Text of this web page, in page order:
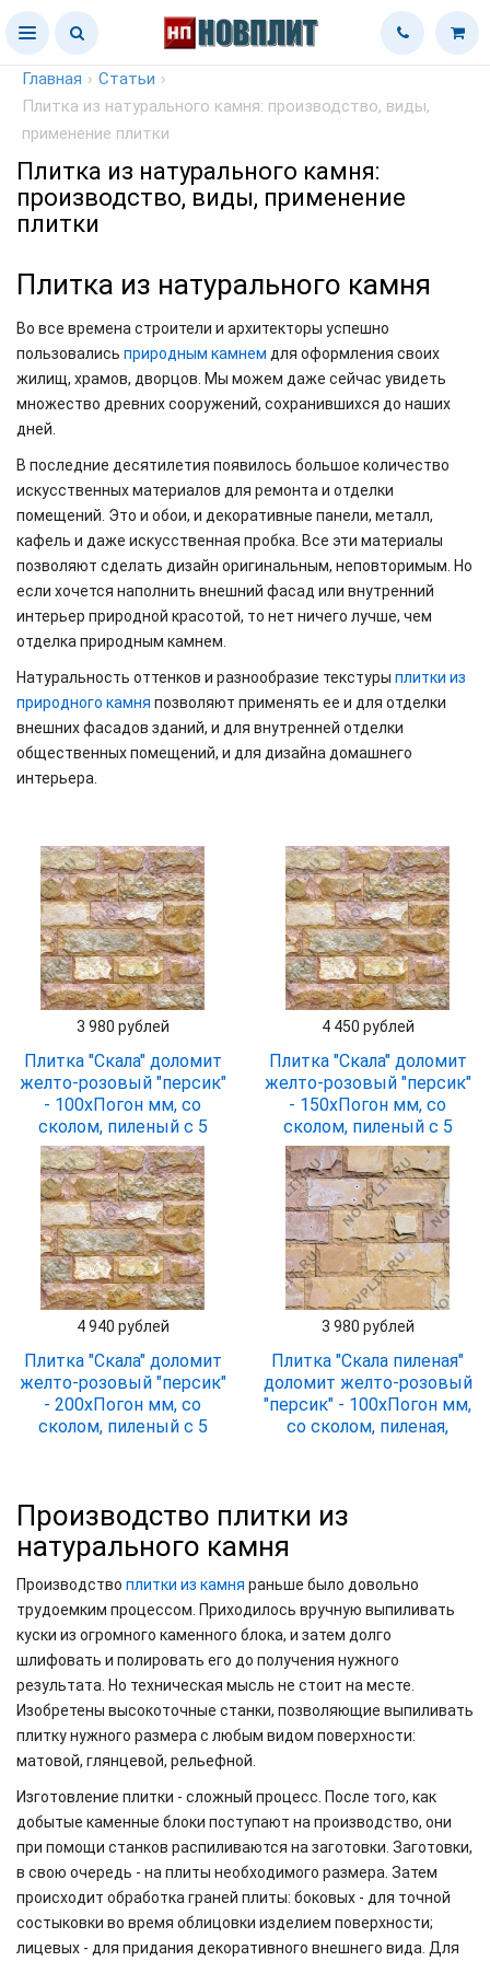
Главная › Статьи ›
Плитка из натурального камня: производство, виды,
применение плитки
Плитка из натурального камня:
производство, виды, применение
плитки
Плитка из натурального камня
Во все времена строители и архитекторы успешно
пользовались природным камнем для оформления своих
жилищ, храмов, дворцов. Мы можем даже сейчас увидеть
множество древних сооружений, сохранившихся до наших
дней.
В последние десятилетия появилось большое количество
искусственных материалов для ремонта и отделки
помещений. Это и обои, и декоративные панели, металл,
кафель и даже искусственная пробка. Все эти материалы
позволяют сделать дизайн оригинальным, неповторимым. Но
если хочется наполнить внешний фасад или внутренний
интерьер природной красотой, то нет ничего лучше, чем
отделка природным камнем.
Натуральность оттенков и разнообразие текстуры плитки из
природного камня позволяют применять ее и для отделки
внешних фасадов зданий, и для внутренней отделки
общественных помещений, и для дизайна домашнего
интерьера.
3 980 рублей
Плитка "Скала" доломит
желто-розовый "персик"
- 100хПогон мм, со
сколом, пиленый с 5
сторон
4 450 рублей
Плитка "Скала" доломит
желто-розовый "персик"
- 150хПогон мм, со
сколом, пиленый с 5
сторон
4 940 рублей
Плитка "Скала" доломит
желто-розовый "персик"
- 200хПогон мм, со
сколом, пиленый с 5
3 980 рублей
Плитка "Скала пиленая"
доломит желто-розовый
"персик" - 100хПогон мм,
со сколом, пиленая,
Производство плитки из
натурального камня
Производство плитки из камня раньше было довольно
трудоемким процессом. Приходилось вручную выпиливать
куски из огромного каменного блока, и затем долго
шлифовать и полировать его до получения нужного
результата. Но техническая мысль не стоит на месте.
Изобретены высокоточные станки, позволяющие выпиливать
плитку нужного размера с любым видом поверхности:
матовой, глянцевой, рельефной.
Изготовление плитки - сложный процесс. После того, как
добытые каменные блоки поступают на производство, они
при помощи станков распиливаются на заготовки. Заготовки,
в свою очередь - на плиты необходимого размера. Затем
происходит обработка граней плиты: боковых - для точной
состыковки во время облицовки изделием поверхности;
лицевых - для придания декоративного внешнего вида. Для